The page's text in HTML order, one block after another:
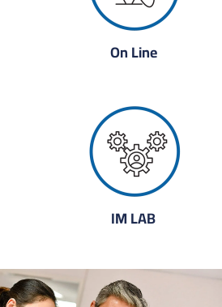
On Line
IM LAB